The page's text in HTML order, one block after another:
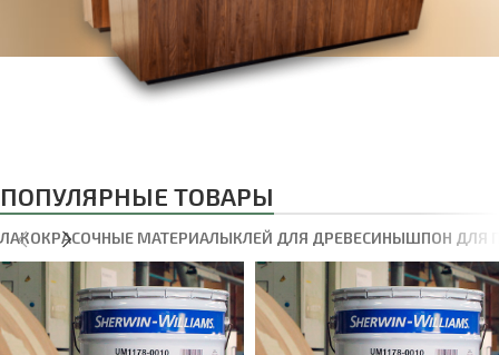
ПОПУЛЯРНЫЕ ТОВАРЫ
ЛАКОКРАСОЧНЫЕ МАТЕРИАЛЫКЛЕЙ ДЛЯ ДРЕВЕСИНЫШПОН ДЛЯ